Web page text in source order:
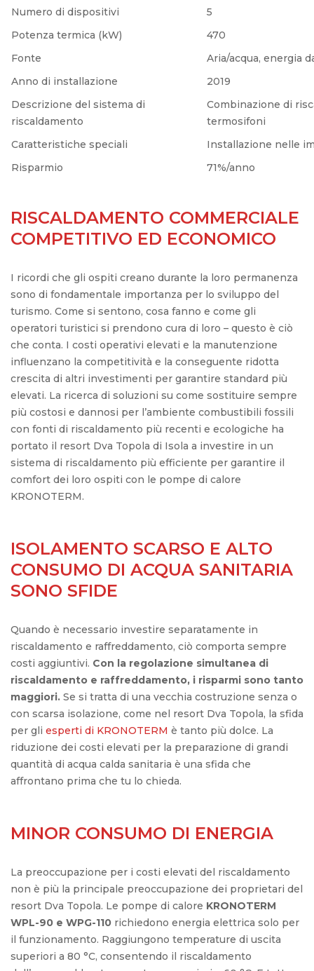
Numero di dispositivi
5
Potenza termica (kW)
470
Fonte
Aria/acqua, energia
Anno di installazione
2019
Descrizione del sistema di
riscaldamento
Combinazione di
termosifoni
Caratteristiche speciali
Installazione nelle
Risparmio
71%/anno
RISCALDAMENTO COMMERCIALE
COMPETITIVO ED ECONOMICO
I ricordi che gli ospiti creano durante la loro permanenza
sono di fondamentale importanza per lo sviluppo del
turismo. Come si sentono, cosa fanno e come gli
operatori turistici si prendono cura di loro – questo è ciò
che conta. I costi operativi elevati e la manutenzione
influenzano la competitività e la conseguente ridotta
crescita di altri investimenti per garantire standard più
elevati. La ricerca di soluzioni su come sostituire sempre
più costosi e dannosi per l’ambiente combustibili fossili
con fonti di riscaldamento più recenti e ecologiche ha
portato il resort Dva Topola di Isola a investire in un
sistema di riscaldamento più efficiente per garantire il
comfort dei loro ospiti con le pompe di calore
KRONOTERM.
ISOLAMENTO SCARSO E ALTO
CONSUMO DI ACQUA SANITARIA
SONO SFIDE
Quando è necessario investire separatamente in
riscaldamento e raffreddamento, ciò comporta sempre
costi aggiuntivi. Con la regolazione simultanea di
riscaldamento e raffreddamento, i risparmi sono tanto
maggiori. Se si tratta di una vecchia costruzione senza o
con scarsa isolazione, come nel resort Dva Topola, la sfida
per gli esperti di KRONOTERM è tanto più dolce. La
riduzione dei costi elevati per la preparazione di grandi
quantità di acqua calda sanitaria è una sfida che
affrontano prima che tu lo chieda.
MINOR CONSUMO DI ENERGIA
La preoccupazione per i costi elevati del riscaldamento
non è più la principale preoccupazione dei proprietari del
resort Dva Topola. Le pompe di calore KRONOTERM
WPL-90 e WPG-110 richiedono energia elettrica solo per
il funzionamento. Raggiungono temperature di uscita
superiori a 80 °C, consentendo il riscaldamento